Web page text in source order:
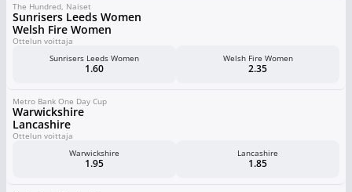
The Hundred, Naiset
Sunrisers Leeds Women
Welsh Fire Women
Ottelun voittaja
Sunrisers Leeds Women
1.60
Welsh Fire Women
2.35
Metro Bank One Day Cup
Warwickshire
Lancashire
Ottelun voittaja
Warwickshire
1.95
Lancashire
1.85